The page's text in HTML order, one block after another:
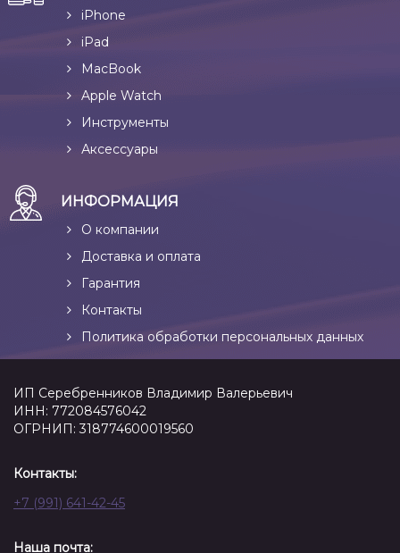
iPhone
iPad
MacBook
Apple Watch
Инструменты
Аксессуары
ИНФОРМАЦИЯ
О компании
Доставка и оплата
Гарантия
Контакты
Политика обработки персональных данных
ИП Серебренников Владимир Валерьевич
ИНН: 772084576042
ОГРНИП: 318774600019560
Контакты:
+7 (991) 641-42-45
Наша почта: